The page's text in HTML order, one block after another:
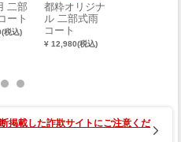
二部
ート
税込)
都粋オリジナ
ル 二部式雨
コート
¥ 12,980(税込)
掲載した詐欺サイトにご注意くだ